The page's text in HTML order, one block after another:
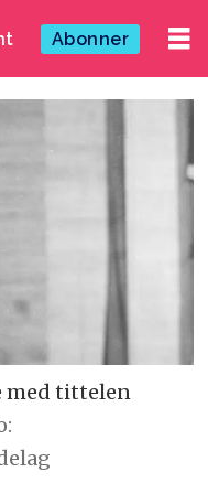
Abonner
med tittelen